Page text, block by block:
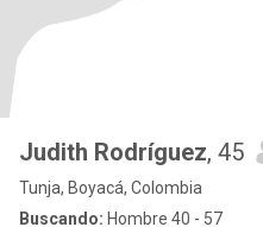
Judith Rodríguez, 45
Tunja, Boyacá, Colombia
Buscando: Hombre 40 - 57